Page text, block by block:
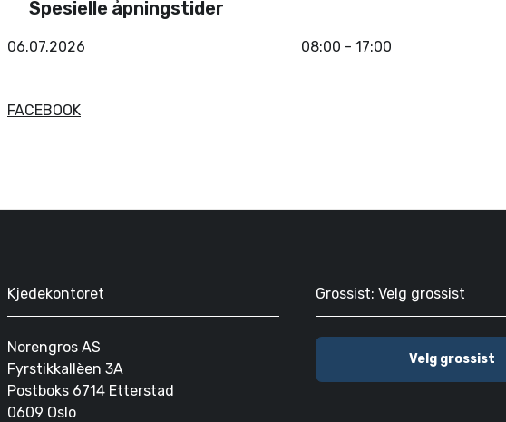
Spesielle åpningstider
06.07.2026 08:00 - 17:00
FACEBOOK
Kjedekontoret
Norengros AS
Fyrstikkallèen 3A
Postboks 6714 Etterstad
0609 Oslo
Grossist: Velg grossist
Velg grossist